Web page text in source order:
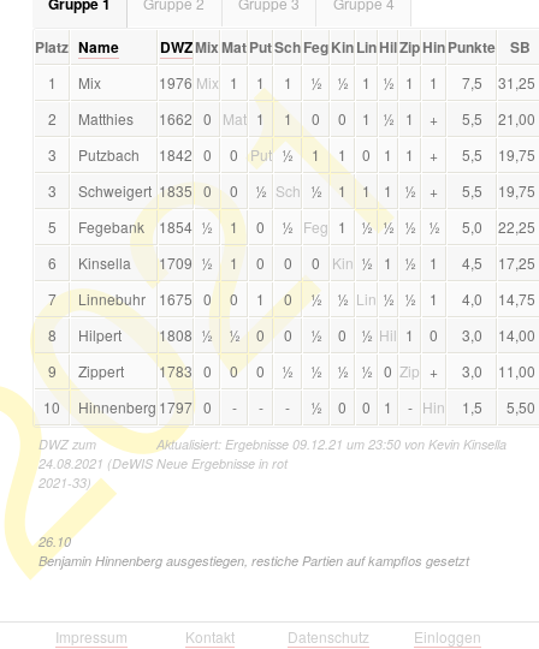
Platz Name DWZMixMatPutSchFegKinLinHilZipHinPunkte SB
1 Mix 1976 Mix 1 1 1 ½ ½ 1 ½ 1 1 7,5
31,25
2
Matthies 1662 0 Mat 1 1 0 0 1 ½ 1 + 5,5
21,00
3
Putzbach 1842 0 0 Put ½ 1 1 0 1 1 + 5,5
19,75
3
Schweigert 1835 0 0 ½ Sch ½ 1 1 1 ½ + 5,5
19,75
5
Fegebank 1854 ½ 1 0 ½ Feg 1 ½ ½ ½ ½ 5,0
22,25
6
Kinsella 1709 ½ 1 0 0 0 Kin ½ 1 ½ 1 4,5
17,25
7
Linnebuhr 1675 0 0 1 0 ½ ½ Lin ½ ½ 1 4,0
14,75
8
Hilpert 1808 ½ ½ 0 0 ½ 0 ½ Hil 1 0 3,0
14,00
9
Zippert 1783 0 0 0 ½ ½ ½ ½ 0 Zip + 3,0
11,00
10
Hinnenberg 1797 0 - - - ½ 0 0 1 - Hin 1,5 5,50
Aktualisiert: Ergebnisse 09.12.21 um 23:50 von Kevin Kinsella
Neue Ergebnisse in rot
DWZ zum
24.08.2021 (DeWIS
2021-33)
26.10
Benjamin Hinnenberg ausgestiegen, restiche Partien auf kampflos gesetzt
Impressum Kontakt Datenschutz Einloggen